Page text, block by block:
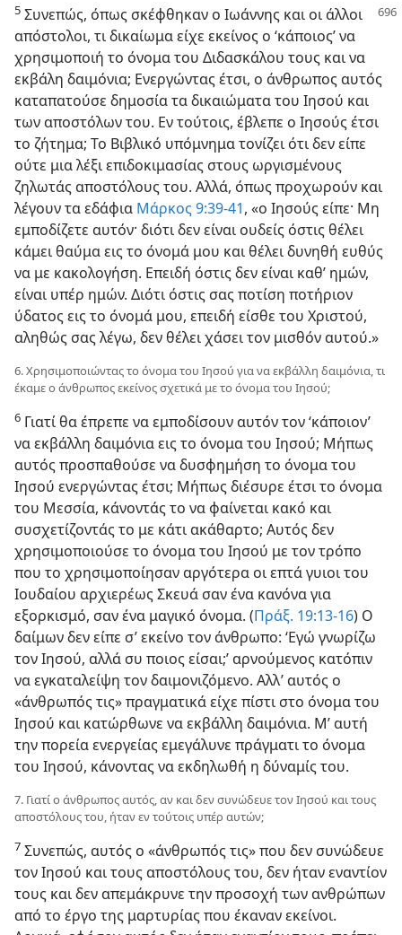
5 Συνεπώς, όπως σκέφθηκαν ο Ιωάννης και οι άλλοι
απόστολοι, τι δικαίωμα είχε εκείνος ο ‘κάποιος’ να
χρησιμοποιή το όνομα του Διδασκάλου τους και να
εκβάλη δαιμόνια; Ενεργώντας έτσι, ο άνθρωπος αυτός
καταπατούσε δημοσία τα δικαιώματα του Ιησού και
των αποστόλων του. Εν τούτοις, έβλεπε ο Ιησούς έτσι
το ζήτημα; Το Βιβλικό υπόμνημα τονίζει ότι δεν είπε
ούτε μια λέξι επιδοκιμασίας στους ωργισμένους
ζηλωτάς αποστόλους του. Αλλά, όπως προχωρούν και
λέγουν τα εδάφια Μάρκος 9:39-41, «ο Ιησούς είπε· Μη
εμποδίζετε αυτόν· διότι δεν είναι ουδείς όστις θέλει
κάμει θαύμα εις το όνομά μου και θέλει δυνηθή ευθύς
να με κακολογήση. Επειδή όστις δεν είναι καθ’ ημών,
είναι υπέρ ημών. Διότι όστις σας ποτίση ποτήριον
ύδατος εις το όνομά μου, επειδή είσθε του Χριστού,
αληθώς σας λέγω, δεν θέλει χάσει τον μισθόν αυτού.»
6. Χρησιμοποιώντας το όνομα του Ιησού για να εκβάλλη δαιμόνια, τι
έκαμε ο άνθρωπος εκείνος σχετικά με το όνομα του Ιησού;
6 Γιατί θα έπρεπε να εμποδίσουν αυτόν τον ‘κάποιον’
να εκβάλλη δαιμόνια εις το όνομα του Ιησού; Μήπως
αυτός προσπαθούσε να δυσφημήση το όνομα του
Ιησού ενεργώντας έτσι; Μήπως διέσυρε έτσι το όνομα
του Μεσσία, κάνοντάς το να φαίνεται κακό και
συσχετίζοντάς το με κάτι ακάθαρτο; Αυτός δεν
χρησιμοποιούσε το όνομα του Ιησού με τον τρόπο
που το χρησιμοποίησαν αργότερα οι επτά γυιοι του
Ιουδαίου αρχιερέως Σκευά σαν ένα κανόνα για
εξορκισμό, σαν ένα μαγικό όνομα. (Πράξ. 19:13-16) Ο
δαίμων δεν είπε σ’ εκείνο τον άνθρωπο: ‘Εγώ γνωρίζω
τον Ιησού, αλλά συ ποιος είσαι;’ αρνούμενος κατόπιν
να εγκαταλείψη τον δαιμονιζόμενο. Αλλ’ αυτός ο
«άνθρωπός τις» πραγματικά είχε πίστι στο όνομα του
Ιησού και κατώρθωνε να εκβάλλη δαιμόνια. Μ’ αυτή
την πορεία ενεργείας εμεγάλυνε πράγματι το όνομα
του Ιησού, κάνοντας να εκδηλωθή η δύναμίς του.
7. Γιατί ο άνθρωπος αυτός, αν και δεν συνώδευε τον Ιησού και τους
αποστόλους του, ήταν εν τούτοις υπέρ αυτών;
7 Συνεπώς, αυτός ο «άνθρωπός τις» που δεν συνώδευε
τον Ιησού και τους αποστόλους του, δεν ήταν εναντίον
τους και δεν απεμάκρυνε την προσοχή των ανθρώπων
από το έργο της μαρτυρίας που έκαναν εκείνοι.